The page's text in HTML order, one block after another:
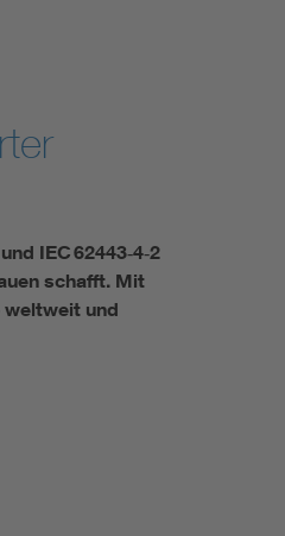
IEC 62443‑4‑2
schafft. Mit
weltweit und